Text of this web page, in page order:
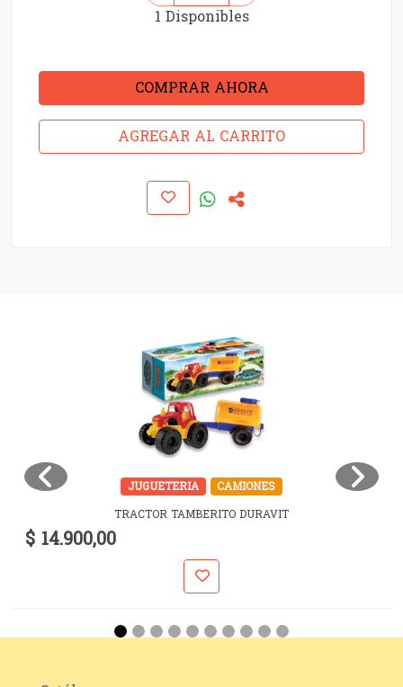
1 Disponibles
COMPRAR AHORA
AGREGAR AL CARRITO
JUGUETERIA
CAMIONES
TRACTOR TAMBERITO DURAVIT
$ 14.900,00